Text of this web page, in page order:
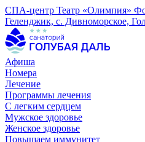
СПА-центр Театр «Олимпия»
Геленджик, с. Дивноморское,
Афиша
Номера
Лечение
Программы лечения
С легким сердцем
Мужское здоровье
Женское здоровье
Повышаем иммунитет